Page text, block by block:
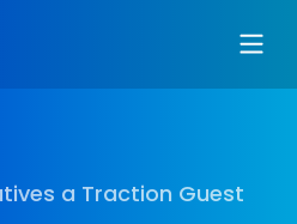
a Traction Guest